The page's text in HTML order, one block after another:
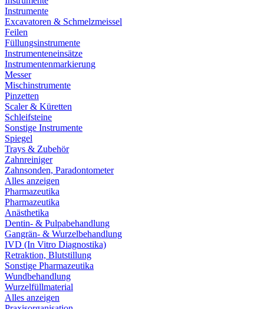
Instrumente
Excavatoren & Schmelzmeissel
Feilen
Füllungsinstrumente
Instrumenteneinsätze
Instrumentenmarkierung
Messer
Mischinstrumente
Pinzetten
Scaler & Küretten
Schleifsteine
Sonstige Instrumente
Spiegel
Trays & Zubehör
Zahnreiniger
Zahnsonden, Paradontometer
Alles anzeigen
Pharmazeutika
Pharmazeutika
Anästhetika
Dentin- & Pulpabehandlung
Gangrän- & Wurzelbehandlung
IVD (In Vitro Diagnostika)
Retraktion, Blutstillung
Sonstige Pharmazeutika
Wundbehandlung
Wurzelfüllmaterial
Alles anzeigen